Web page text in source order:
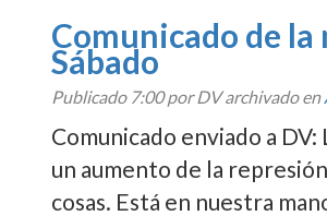
Comunicado de
Sábado
Publicado 7:00por DV archivado en
Comunicado enviado a
un aumento de la
cosas. Está en nuestra